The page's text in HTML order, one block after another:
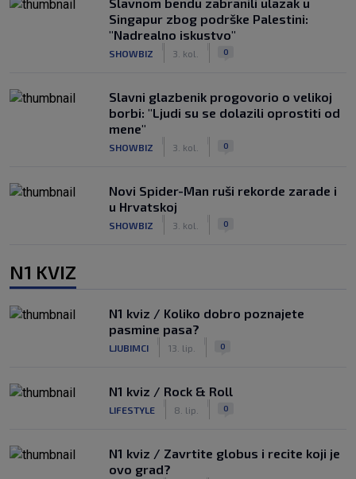
Singapur zbog podrške Palestini:
"Nadrealno iskustvo"
SHOWBIZ 3. kol. 0
Slavni glazbenik progovorio o velikoj
borbi: "Ljudi su se dolazili oprostiti od
mene"
SHOWBIZ 3. kol. 0
Novi Spider-Man ruši rekorde zarade i
u Hrvatskoj
SHOWBIZ 3. kol. 0
N1 KVIZ
N1 kviz / Koliko dobro poznajete
pasmine pasa?
LJUBIMCI 13. lip. 0
N1 kviz / Rock & Roll
LIFESTYLE 8. lip. 0
N1 kviz / Zavrtite globus i recite koji je
ovo grad?